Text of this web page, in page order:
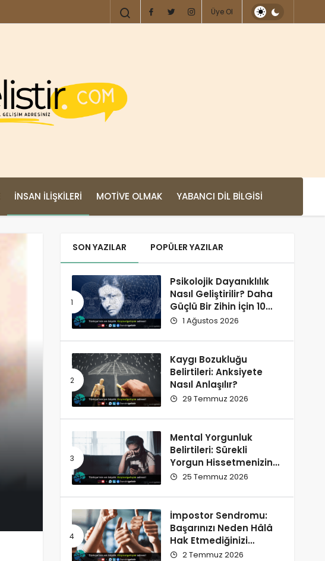
Üye Ol
İNSAN İLIŞKILERI MOTIVE OLMAK YABANCI DIL BILGISI
SON YAZILAR POPÜLER YAZILAR
Psikolojik Dayanıklılık
Nasıl Geliştirilir? Daha
Güçlü Bir Zihin İçin 10
Alışkanlık
1 Ağustos 2026
Kaygı Bozukluğu
Belirtileri: Anksiyete
Nasıl Anlaşılır?
29 Temmuz 2026
Mental Yorgunluk
Belirtileri: Sürekli
Yorgun Hissetmenizin
12 Olası Nedeni
25 Temmuz 2026
İmpostor Sendromu:
Başarınızı Neden Hâlâ
Hak Etmediğinizi
Düşünüyorsunuz?
2 Temmuz 2026